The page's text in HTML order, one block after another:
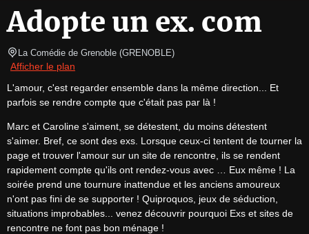
Adopte un ex. com
La Comédie de Grenoble (GRENOBLE)
Afficher le plan
L'amour, c'est regarder ensemble dans la même direction... Et
parfois se rendre compte que c'était pas par là !
Marc et Caroline s'aiment, se détestent, du moins détestent
s'aimer. Bref, ce sont des exs. Lorsque ceux-ci tentent de tourner la
page et trouver l'amour sur un site de rencontre, ils se rendent
rapidement compte qu'ils ont rendez-vous avec … Eux même ! La
soirée prend une tournure inattendue et les anciens amoureux
n'ont pas fini de se supporter ! Quiproquos, jeux de séduction,
situations improbables... venez découvrir pourquoi Exs et sites de
rencontre ne font pas bon ménage !